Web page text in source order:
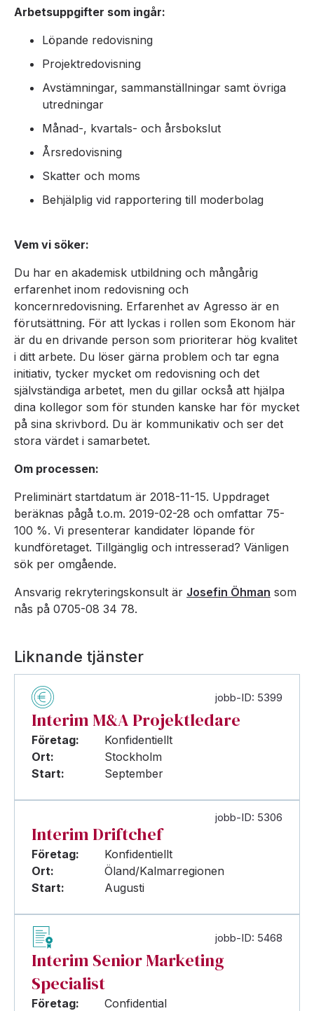
Arbetsuppgifter som ingår:
Löpande redovisning
Projektredovisning
Avstämningar, sammanställningar samt övriga
utredningar
Månad-, kvartals- och årsbokslut
Årsredovisning
Skatter och moms
Behjälplig vid rapportering till moderbolag
Vem vi söker:
Du har en akademisk utbildning och mångårig
erfarenhet inom redovisning och
koncernredovisning. Erfarenhet av Agresso är en
förutsättning. För att lyckas i rollen som Ekonom här
är du en drivande person som prioriterar hög kvalitet
i ditt arbete. Du löser gärna problem och tar egna
initiativ, tycker mycket om redovisning och det
självständiga arbetet, men du gillar också att hjälpa
dina kollegor som för stunden kanske har för mycket
på sina skrivbord. Du är kommunikativ och ser det
stora värdet i samarbetet.
Om processen:
Preliminärt startdatum är 2018-11-15. Uppdraget
beräknas pågå t.o.m. 2019-02-28 och omfattar 75-
100 %. Vi presenterar kandidater löpande för
kundföretaget. Tillgänglig och intresserad? Vänligen
sök per omgående.
Ansvarig rekryteringskonsult är Josefin Öhman som
nås på 0705-08 34 78.
Liknande tjänster
jobb-ID: 5399
Interim M&A Projektledare
Företag:
Konfidentiellt
Ort:
Stockholm
Start:
September
jobb-ID: 5306
Interim Driftchef
Företag:
Konfidentiellt
Ort:
Öland/Kalmarregionen
Start:
Augusti
jobb-ID: 5468
Interim Senior Marketing
Specialist
Företag:
Confidential